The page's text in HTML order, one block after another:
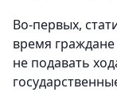
Во-первых,
время
не подавать